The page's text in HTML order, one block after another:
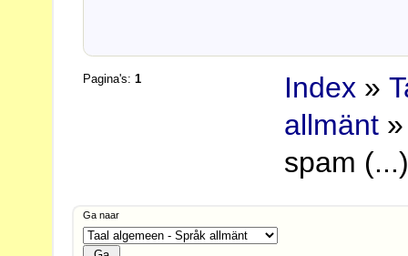
Pagina's:1 Index »
allmänt
spam
Ga naar